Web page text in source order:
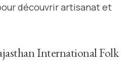
découvrir artisanat et
International Folk